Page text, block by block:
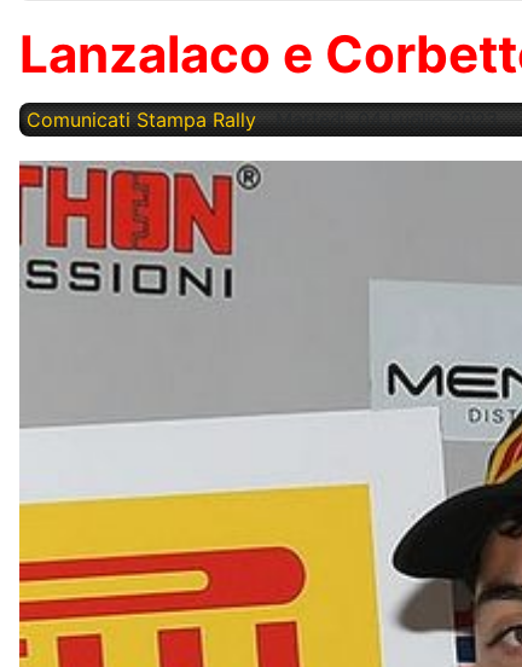
Lanzalaco e
Comunicati Stampa Rally Martedì, 04 Luglio 2023